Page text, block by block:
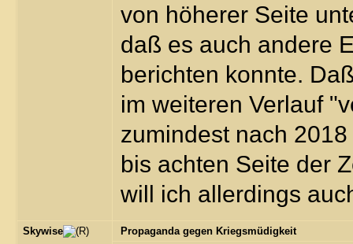
von höherer Seite
daß es auch andere
berichten konnte.
im weiteren Verlauf
zumindest nach
bis achten Seite der
will ich allerdings
Skywise Propaganda gegen Kriegsmüdigkeit